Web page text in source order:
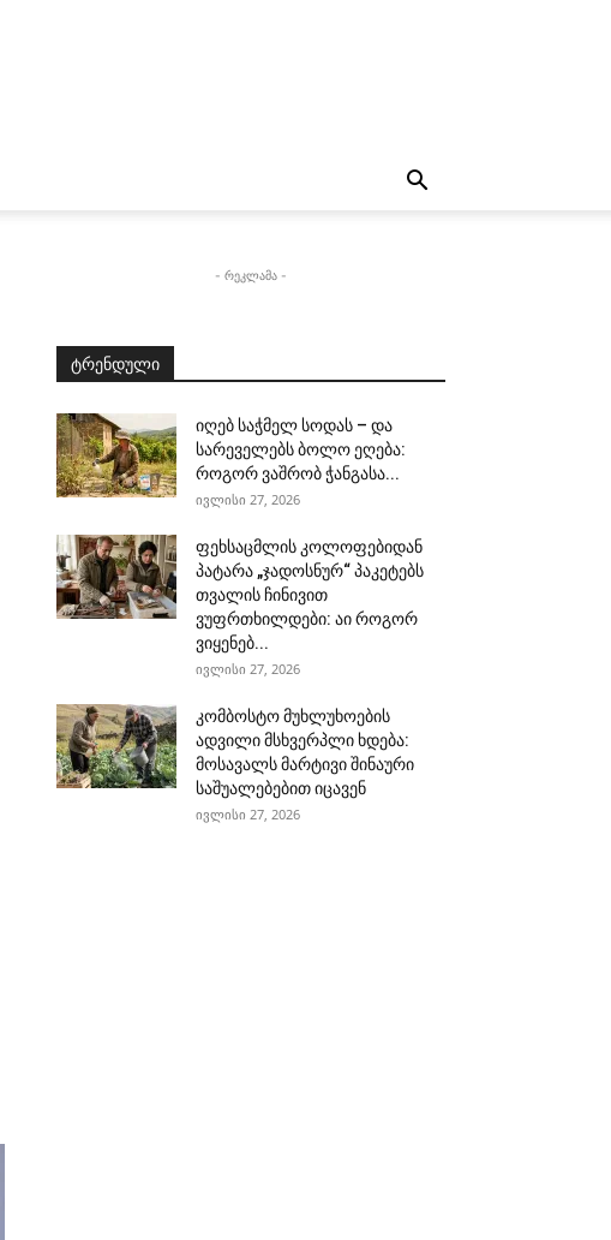
- რეკლამა -
ტრენდული
იღებ საჭმელ სოდას – და
სარეველებს ბოლო ეღება:
როგორ ვაშრობ ჭანგასა...
ივლისი 27, 2026
ფეხსაცმლის კოლოფებიდან
პატარა „ჯადოსნურ“ პაკეტებს
თვალის ჩინივით
ვუფრთხილდები: აი როგორ
ვიყენებ...
ივლისი 27, 2026
კომბოსტო მუხლუხოების
ადვილი მსხვერპლი ხდება:
მოსავალს მარტივი შინაური
საშუალებებით იცავენ
ივლისი 27, 2026